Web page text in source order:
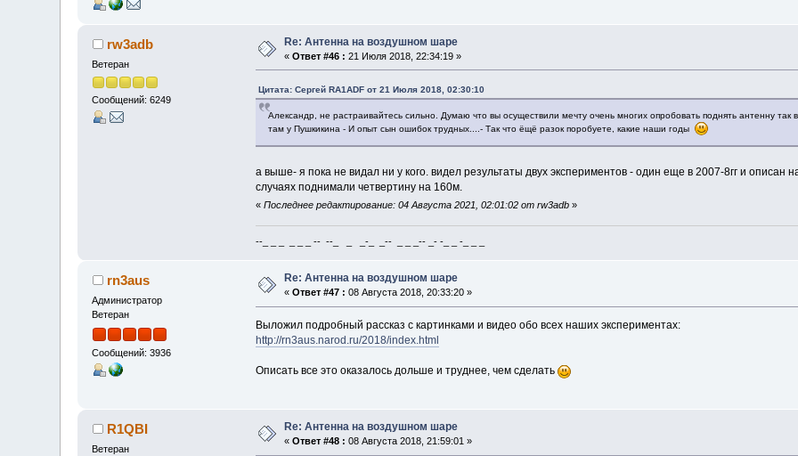
rw3adb
Ветеран
Сообщений: 6249
Re: Антенна на воздушном шаре
«Ответ #46 : 21 Июля 2018, 22:34:19 »
Цитата: Сергей RA1ADF от 21 Июля 2018, 02:30:10
Александр, не растраивайтесь сильно. Думаю что вы осуществили мечту очень многих опробовать поднять антенну
там у Пушкикина - И опыт сын ошибок трудных....- Так что ёщё разок поробуете, какие наши годы
а выше- я пока не видал ни у кого. видел результаты двух экспериментов - один еще в 2007-8гг и описан
случаях поднимали четвертину на 160м.
« Последнее редактирование: 04 Августа 2021, 02:01:02 от rw3adb»
--_ _ _ _ _ _ -- --_ _ _-_ _-- _ _ _-- _- -_ _ -_ _ _
rn3aus
Администратор
Ветеран
Сообщений: 3936
Re: Антенна на воздушном шаре
«Ответ #47 : 08 Августа 2018, 20:33:20 »
Выложил подробный рассказ с картинками и видео обо всех наших экспериментах:
http://rn3aus.narod.ru/2018/index.html
Описать все это оказалось дольше и труднее, чем сделать
R1QBI
Ветеран
Re: Антенна на воздушном шаре
«Ответ #48 : 08 Августа 2018, 21:59:01 »